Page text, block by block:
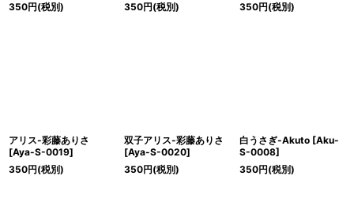
350円(税別)
350円(税別)
350円(税別)
アリス-彩藤ありさ
[Aya-S-0019]
350円(税別)
双子アリス-彩藤ありさ
[Aya-S-0020]
350円(税別)
白うさぎ-Akuto [Aku-
S-0008]
350円(税別)